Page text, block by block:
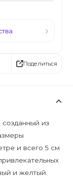
Поделиться
созданный из
и всего 5 см
и желтый.